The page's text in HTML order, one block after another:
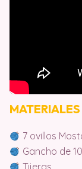
MATERIALES
7 ovillos
Gancho de
Tijeras